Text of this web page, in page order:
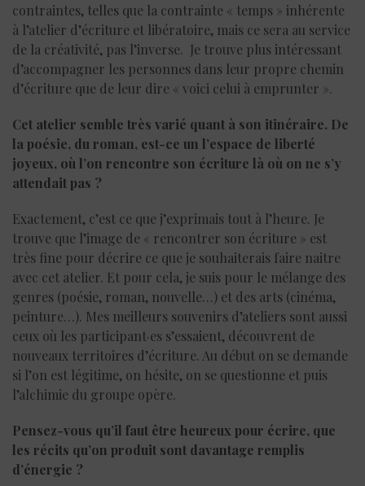
contraintes, telles que la contrainte « temps » inhérente
à l’atelier d’écriture et libératoire, mais ce sera au service
de la créativité, pas l’inverse. Je trouve plus intéressant
d’accompagner les personnes dans leur propre chemin
d’écriture que de leur dire « voici celui à emprunter ».
Cet atelier semble très varié quant à son itinéraire. De
la poésie, du roman, est-ce un l’espace de liberté
joyeux, où l’on rencontre son écriture là où on ne s’y
attendait pas ?
Exactement, c’est ce que j’exprimais tout à l’heure. Je
trouve que l’image de « rencontrer son écriture » est
très fine pour décrire ce que je souhaiterais faire naitre
avec cet atelier. Et pour cela, je suis pour le mélange des
genres (poésie, roman, nouvelle…) et des arts (cinéma,
peinture…). Mes meilleurs souvenirs d’ateliers sont aussi
ceux où les participant·es s’essaient, découvrent de
nouveaux territoires d’écriture. Au début on se demande
si l’on est légitime, on hésite, on se questionne et puis
l’alchimie du groupe opère.
Pensez-vous qu’il faut être heureux pour écrire, que
les récits qu’on produit sont davantage remplis
d’énergie ?